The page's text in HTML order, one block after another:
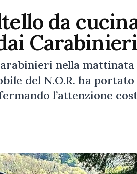
da
Carabinieri
nella mattinata
del N.O.R. ha portato
l’attenzione